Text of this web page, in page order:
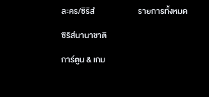
ละคร/ซีรีส์
ซีรีส์นานาชาติ
การ์ตูน & เกม
รายการทั้งหมด